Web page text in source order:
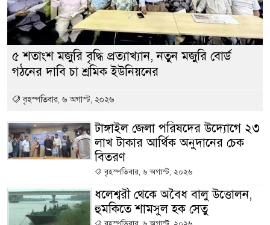
৫ শতাংশ মজুরি বৃদ্ধি প্রত্যাখ্যান, নতুন মজুরি বোর্ড
গঠনের দাবি চা শ্রমিক ইউনিয়নের
বৃহস্পতিবার, ৬ অগাস্ট, ২০২৬
টাঙ্গাইল জেলা পরিষদের উদ্যোগে ২৩
লাখ টাকার আর্থিক অনুদানের চেক
বিতরণ
বৃহস্পতিবার, ৬ অগাস্ট, ২০২৬
ধলেশ্বরী থেকে অবৈধ বালু উত্তোলন,
হুমকিতে শামসুল হক সেতু